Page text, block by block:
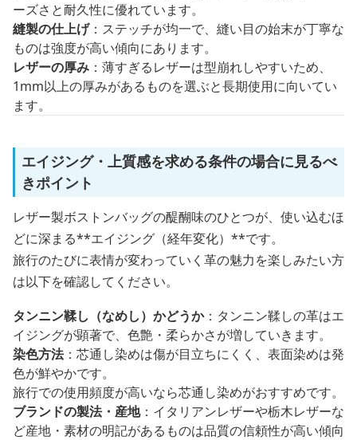
ーズさと耐久性に優れています。
縫製の仕上げ：ステッチが均一で、縫い目の始末が丁寧な
ものは強度が高い傾向にあります。
レザーの厚み ：薄すぎるレザーは型崩れしやすいため、
1mm以上の厚みがあるものを選ぶと長期使用に向いてい
ます。
エイジング・上質感を求める条件の場合に見るべ
きポイント
レザー製ボストンバッグの醍醐味のひとつが、使い込むほ
どに深まる**エイジング（経年変化）**です。
旅行のたびに表情が変わっていく革の魅力を楽しみたい方
は以下を確認してください。
タンニン鞣し（なめし）かどうか：タンニン鞣しの革はエ
イジングが顕著で、色艶・柔らかさが増していきます。
染色方法：芯通し染めは傷が目立ちにくく、表面染めは発
色が鮮やかです。
旅行での使用頻度が高いなら芯通し染めがおすすめです。
ブランドの製法・産地：イタリアンレザーや栃木レザーな
ど産地・素材の明記があるものは品質の信頼性が高い傾向